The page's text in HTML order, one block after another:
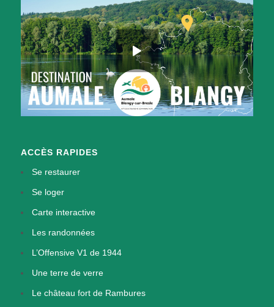
ACCÈS RAPIDES
Se restaurer
Se loger
Carte interactive
Les randonnées
L’Offensive V1 de 1944
Une terre de verre
Le château fort de Rambures